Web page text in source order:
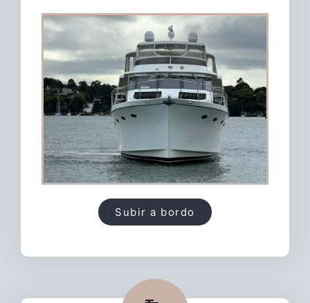
Subir a bordo